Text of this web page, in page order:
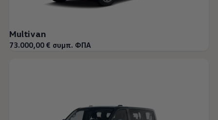
Multivan
73.000,00 € συμπ. ΦΠΑ